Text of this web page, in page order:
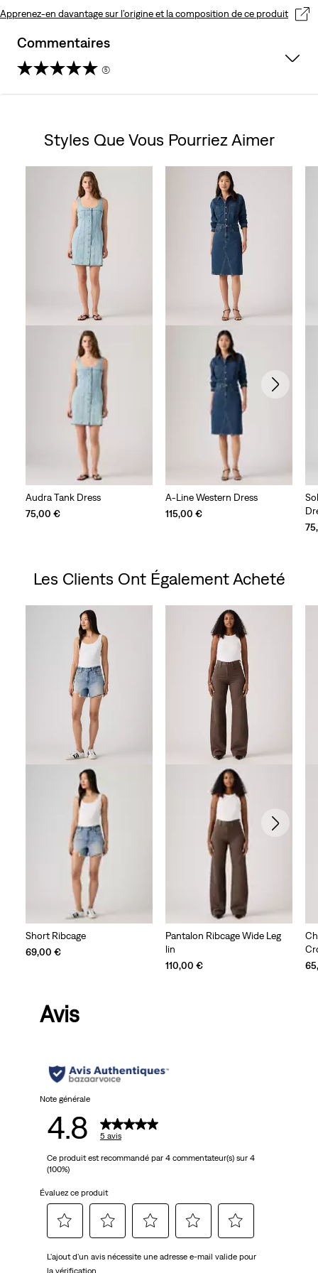
Apprenez-en davantage sur l’origine et la composition de ce produit
Commentaires
(5)
étoiles.
Styles Que Vous Pourriez Aimer
Audra Tank Dress
75,00 €
A-Line Western Dress
115,00 €
Les Clients Ont Également Acheté
Short Ribcage
69,00 €
Pantalon Ribcage Wide Leg
lin
110,00 €
Avis
Note générale
4.8 5 avis
Ce produit est recommandé par 4 commentateur(s) sur 4
(100%)
Évaluez ce produit
pour
pour
pour
pour
pour
L'ajout d'un avis nécessite une adresse e-mail valide pour
la vérification